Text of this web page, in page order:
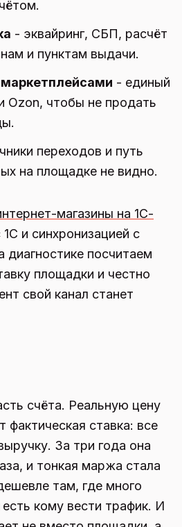
- эквайринг, СБП, расчёт
и пунктам выдачи.
- единый
Ozon, чтобы не продать
переходов и путь
на площадке не видно.
магазины на 1С-
и синхронизацией с
диагностике посчитаем
площадки и честно
свой канал станет
счёта. Реальную цену
фактическая ставка: все
За три года она
и тонкая маржа стала
там, где много
кому вести трафик. И